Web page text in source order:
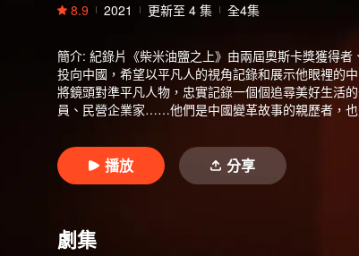
8.9 2021 更新至 4 集 全4集
簡介: 紀錄片《柴米油鹽之上》由兩屆奧斯卡獎獲得
投向中國，希望以平凡人的視角記錄和展示他眼裡的
將鏡頭對準平凡人物，忠實記錄一個個追尋美好生活
員、民營企業家……他們是中國變革故事的親歷者，
他們自信、堅強、善良，憑藉著自己的智慧、辛勤和
播放 分享
劇集